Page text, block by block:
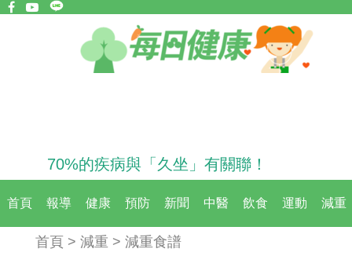
70%的疾病與「久坐」有關聯！
首頁 報導 健康 預防 新聞 中醫 飲食 運動 減重
首頁 > 減重 > 減重食譜